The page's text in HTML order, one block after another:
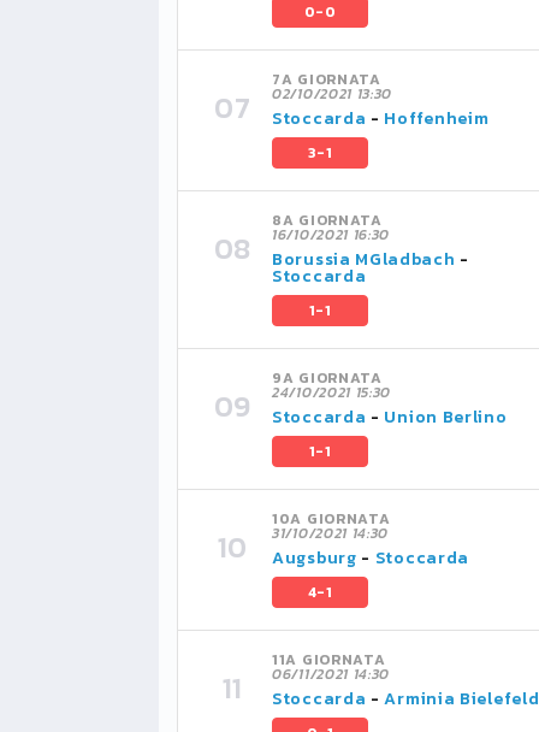
0-0
7A GIORNATA
02/10/2021 13:30
Stoccarda - Hoffenheim
3-1
8A GIORNATA
16/10/2021 16:30
Borussia MGladbach -
Stoccarda
1-1
9A GIORNATA
24/10/2021 15:30
Stoccarda - Union Berlino
1-1
10A GIORNATA
31/10/2021 14:30
Augsburg - Stoccarda
4-1
11A GIORNATA
06/11/2021 14:30
Stoccarda -Arminia Bielefeld